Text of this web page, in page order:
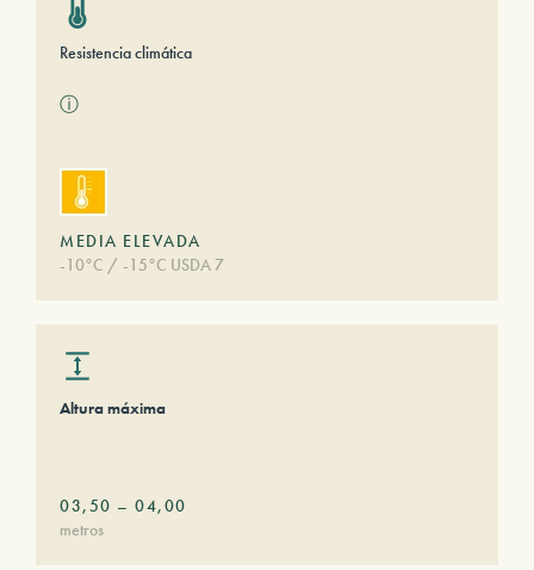
Resistencia climática
ⓘ
MEDIA ELEVADA
-10°C / -15°C USDA 7
Altura máxima
03,50 – 04,00
metros